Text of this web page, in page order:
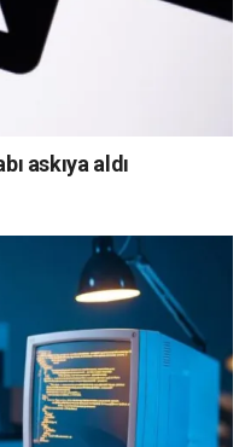
askıya aldı